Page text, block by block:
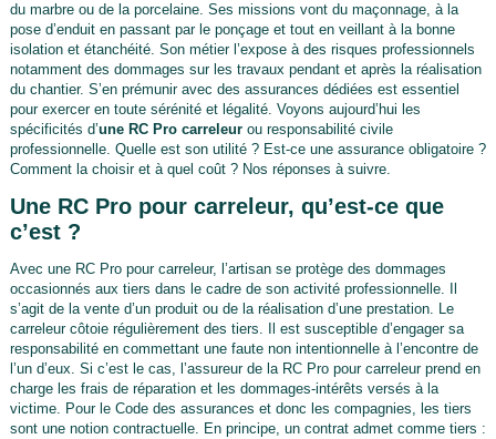
du marbre ou de la porcelaine. Ses missions vont du maçonnage, à la
pose d’enduit en passant par le ponçage et tout en veillant à la bonne
isolation et étanchéité. Son métier l’expose à des risques professionnels
notamment des dommages sur les travaux pendant et après la réalisation
du chantier. S’en prémunir avec des assurances dédiées est essentiel
pour exercer en toute sérénité et légalité. Voyons aujourd’hui les
spécificités d’une RC Pro carreleurou responsabilité civile
professionnelle. Quelle est son utilité ? Est-ce une assurance obligatoire ?
Comment la choisir et à quel coût ? Nos réponses à suivre.
Une RC Pro pour carreleur, qu’est-ce que
c’est ?
Avec une RC Pro pour carreleur, l’artisan se protège des dommages
occasionnés aux tiers dans le cadre de son activité professionnelle. Il
s’agit de la vente d’un produit ou de la réalisation d’une prestation. Le
carreleur côtoie régulièrement des tiers. Il est susceptible d’engager sa
responsabilité en commettant une faute non intentionnelle à l’encontre de
l’un d’eux. Si c’est le cas, l’assureur de la RC Pro pour carreleur prend en
charge les frais de réparation et les dommages-intérêts versés à la
victime. Pour le Code des assurances et donc les compagnies, les tiers
sont une notion contractuelle. En principe, un contrat admet comme tiers :